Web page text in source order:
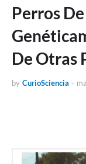
Perros
De Otras
by CurioSciencia -